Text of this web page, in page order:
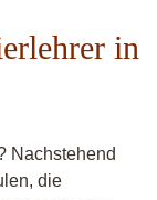
in
Nachstehend
die